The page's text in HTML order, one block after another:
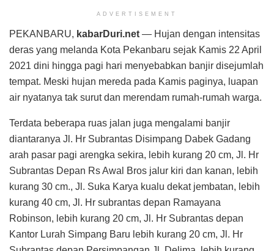
ADVERTISEMENT
PEKANBARU, kabarDuri.net — Hujan dengan intensitas
deras yang melanda Kota Pekanbaru sejak Kamis 22 April
2021 dini hingga pagi hari menyebabkan banjir disejumlah
tempat. Meski hujan mereda pada Kamis paginya, luapan
air nyatanya tak surut dan merendam rumah-rumah warga.
Terdata beberapa ruas jalan juga mengalami banjir
diantaranya Jl. Hr Subrantas Disimpang Dabek Gadang
arah pasar pagi arengka sekira, lebih kurang 20 cm, Jl. Hr
Subrantas Depan Rs Awal Bros jalur kiri dan kanan, lebih
kurang 30 cm., Jl. Suka Karya kualu dekat jembatan, lebih
kurang 40 cm, Jl. Hr subrantas depan Ramayana
Robinson, lebih kurang 20 cm, Jl. Hr Subrantas depan
Kantor Lurah Simpang Baru lebih kurang 20 cm, Jl. Hr